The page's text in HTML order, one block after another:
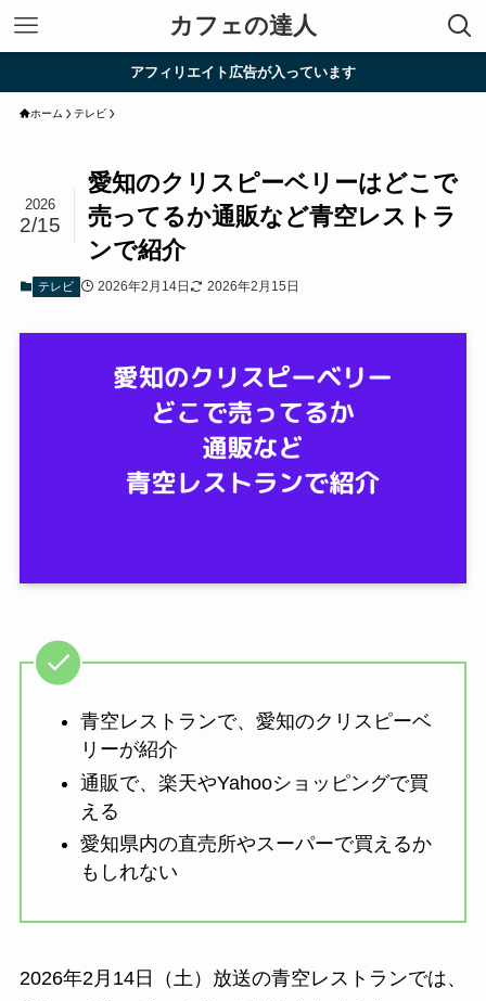
カフェの達人
アフィリエイト広告が入っています
ホーム テレビ
愛知のクリスピーベリーはどこで
売ってるか通販など青空レストラ
ンで紹介
2026
2/15
テレビ 2026年2月14日 2026年2月15日
青空レストランで、愛知のクリスピーベ
リーが紹介
通販で、楽天やYahooショッピングで買
える
愛知県内の直売所やスーパーで買えるか
もしれない
2026年2月14日（土）放送の青空レストランでは、